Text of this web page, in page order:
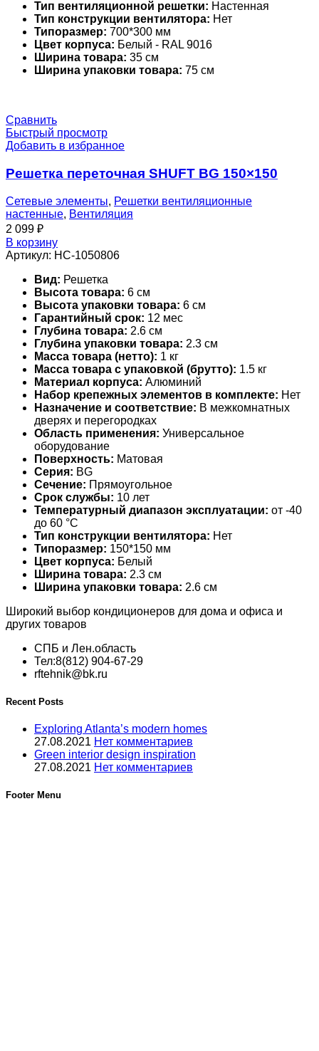
Тип вентиляционной решетки: Настенная
Тип конструкции вентилятора: Нет
Типоразмер: 700*300 мм
Цвет корпуса: Белый - RAL 9016
Ширина товара: 35 см
Ширина упаковки товара: 75 см
Сравнить
Быстрый просмотр
Добавить в избранное
Решетка переточная SHUFT BG 150×150
Сетевые элементы, Решетки вентиляционные
настенные, Вентиляция
2 099 ₽
В корзину
Артикул: НС-1050806
Вид: Решетка
Высота товара: 6 см
Высота упаковки товара: 6 см
Гарантийный срок: 12 мес
Глубина товара: 2.6 см
Глубина упаковки товара: 2.3 см
Масса товара (нетто): 1 кг
Масса товара с упаковкой (брутто): 1.5 кг
Материал корпуса: Алюминий
Набор крепежных элементов в комплекте: Нет
Назначение и соответствие: В межкомнатных
дверях и перегородках
Область применения: Универсальное
оборудование
Поверхность: Матовая
Серия: BG
Сечение: Прямоугольное
Срок службы: 10 лет
Температурный диапазон эксплуатации: от -40
до 60 °С
Тип конструкции вентилятора: Нет
Типоразмер: 150*150 мм
Цвет корпуса: Белый
Ширина товара: 2.3 см
Ширина упаковки товара: 2.6 см
Широкий выбор кондиционеров для дома и офиса и
других товаров
СПБ и Лен.область
Тел:8(812) 904-67-29
rftehnik@bk.ru
Recent Posts
Exploring Atlanta’s modern homes
27.08.2021 Нет комментариев
Green interior design inspiration
27.08.2021 Нет комментариев
Footer Menu